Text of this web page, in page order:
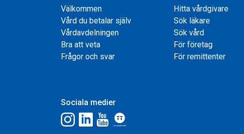
Välkommen
Vård du betalar själv
Vårdavdelningen
Bra att veta
Frågor och svar
Hitta vårdgivare
Sök läkare
Sök vård
För företag
För remittenter
Sociala medier